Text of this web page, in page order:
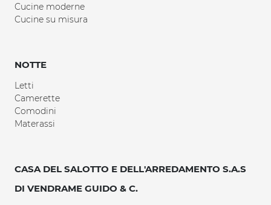
Cucine moderne
Cucine su misura
NOTTE
Letti
Camerette
Comodini
Materassi
CASA DEL SALOTTO E DELL'ARREDAMENTO S.A.S
DI VENDRAME GUIDO & C.